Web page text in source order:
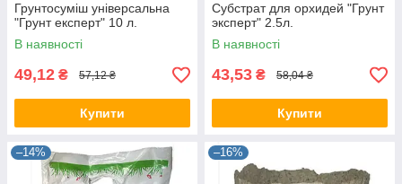
Грунтосуміш універсальна
"Грунт експерт" 10 л.
В наявності
49,12 ₴ 57,12 ₴
Купити
Субстрат для орхидей "Грунт
эксперт" 2.5л.
В наявності
43,53 ₴ 58,04 ₴
Купити
–14% –16%